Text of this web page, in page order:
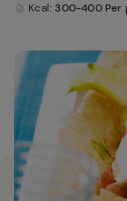
Kcal: 300-400 Per